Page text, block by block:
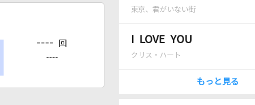
東京、君がいない街
I LOVE YOU
クリス・ハート
もっと見る
---- 回
----